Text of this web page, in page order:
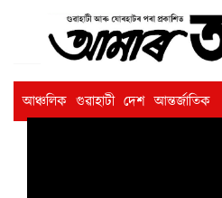
আঞ্চলিক গুৱাহাটী দেশ আন্তৰ্জাতিক